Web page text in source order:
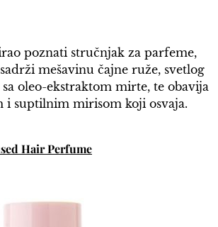
poznati stručnjak za parfeme,
mešavinu čajne ruže, svetlog
oleo-ekstraktom mirte, te obavija
i suptilnim mirisom koji osvaja.
Hair Perfume